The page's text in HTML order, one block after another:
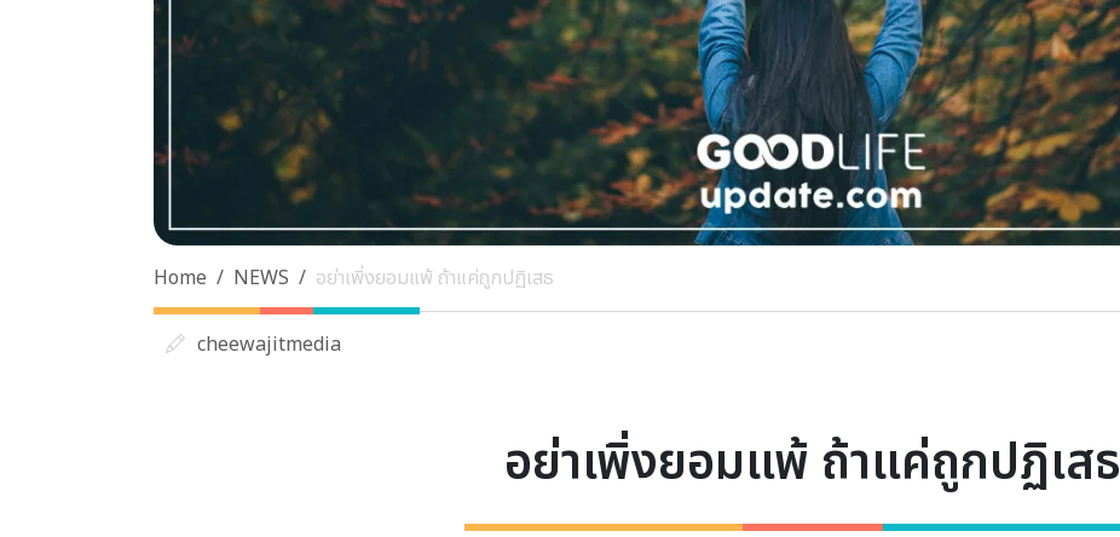
Home NEWS อย่าเพิ่งยอมแพ้ ถ้าแค่ถูกปฏิเสธ
cheewajitmedia
อย่าเพิ่งยอมแพ้ ถ้าแค่ถูกปฏิเสธ